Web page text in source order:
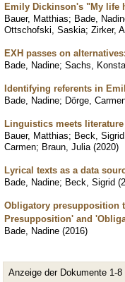
Emily Dickinson's "My life
Bauer, Matthias; Bade,
Ottschofski, Saskia; Zirker,
EXH passes on
Bade, Nadine; Sachs,
Identifying referents in
Bade, Nadine; Dörge,
Linguistics meets
Bauer, Matthias; Beck, Sigrid
Carmen; Braun, Julia (2020)
Lyrical texts as a data
Bade, Nadine; Beck, Sigrid (
Obligatory presupposition
Presupposition' and
Bade, Nadine (2016)
Anzeige der Dokumente 1-8